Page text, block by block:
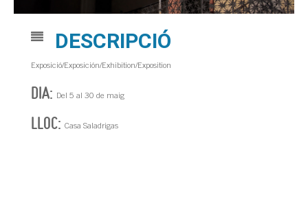
DESCRIPCIÓ
Exposició/Exposición/Exhibition/Exposition
DIA: Del 5 al 30 de maig
LLOC: Casa Saladrigas